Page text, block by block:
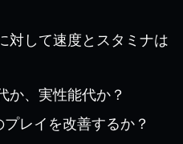
対して速度とスタミナは
か、実性能代か？
レイを改善するか？